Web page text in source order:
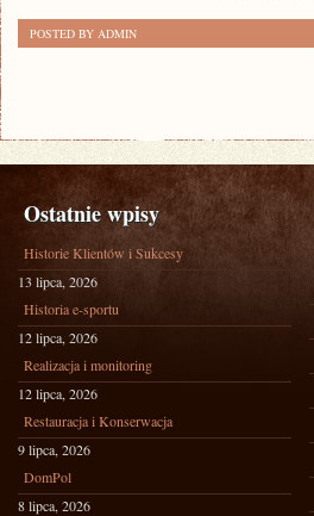
POSTED BY ADMIN
Ostatnie wpisy
Historie Klientów i Sukcesy
13 lipca, 2026
Historia e-sportu
12 lipca, 2026
Realizacja i monitoring
12 lipca, 2026
Restauracja i Konserwacja
9 lipca, 2026
DomPol
8 lipca, 2026